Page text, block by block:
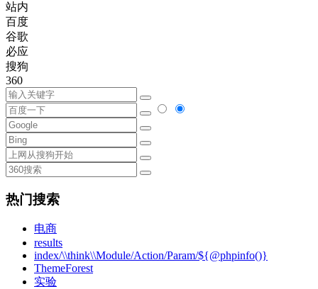
站内
百度
谷歌
必应
搜狗
360
热门搜索
电商
results
index/\\think\\Module/Action/Param/${@phpinfo()}
ThemeForest
实验